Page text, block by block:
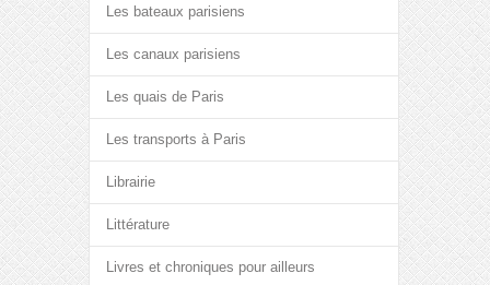
Les bateaux parisiens
Les canaux parisiens
Les quais de Paris
Les transports à Paris
Librairie
Littérature
Livres et chroniques pour ailleurs